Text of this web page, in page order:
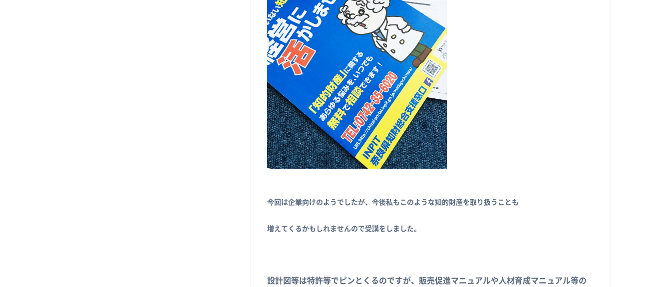
今回は企業向けのようでしたが、今後私もこのような知的財産を取り扱うことも
増えてくるかもしれませんので受講をしました。
設計図等は特許等でピンとくるのですが、販売促進マニュアルや人材育成マニュアル等の